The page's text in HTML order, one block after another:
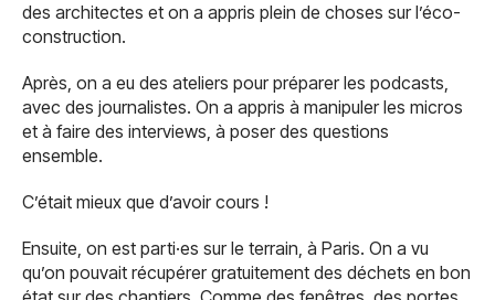
des architectes et on a appris plein de choses sur l’éco-
construction.
Après, on a eu des ateliers pour préparer les podcasts,
avec des journalistes. On a appris à manipuler les micros
et à faire des interviews, à poser des questions
ensemble.
C’était mieux que d’avoir cours !
Ensuite, on est parti·es sur le terrain, à Paris. On a vu
qu’on pouvait récupérer gratuitement des déchets en bon